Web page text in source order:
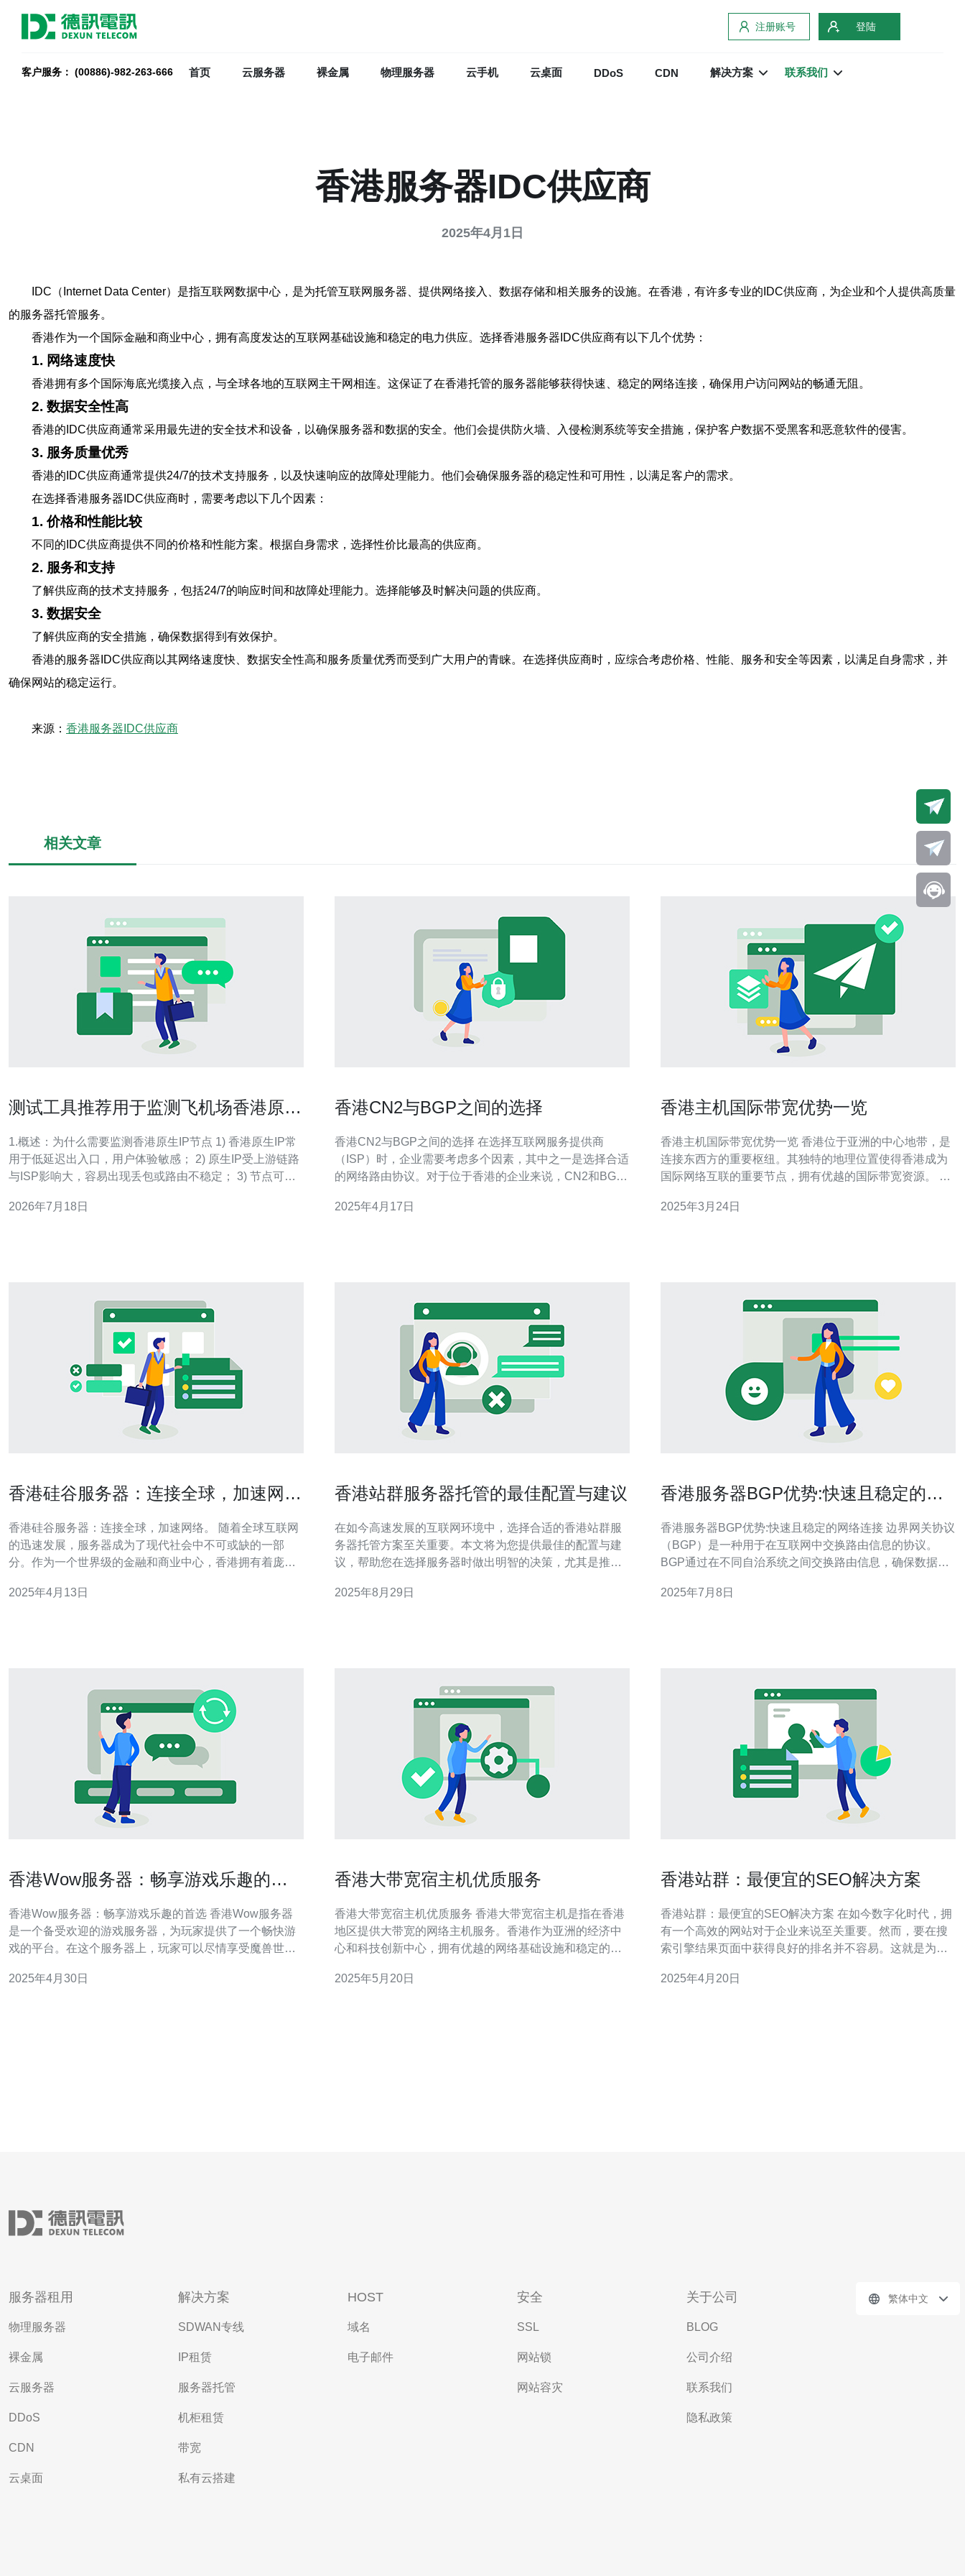
注册账号 登陆
客户服务： (00886)-982-263-666 首页 云服务器 裸金属 物理服务器 云手机 云桌面 DDoS CDN 解决方案 联系我们
香港服务器IDC供应商
2025年4月1日
IDC（Internet Data Center）是指互联网数据中心，是为托管互联网服务器、提供网络接入、数据存储和相关服务的设施。在香港，有许多专业的IDC供应商，为企业和个人提供高质量
的服务器托管服务。
香港作为一个国际金融和商业中心，拥有高度发达的互联网基础设施和稳定的电力供应。选择香港服务器IDC供应商有以下几个优势：
1. 网络速度快
香港拥有多个国际海底光缆接入点，与全球各地的互联网主干网相连。这保证了在香港托管的服务器能够获得快速、稳定的网络连接，确保用户访问网站的畅通无阻。
2. 数据安全性高
香港的IDC供应商通常采用最先进的安全技术和设备，以确保服务器和数据的安全。他们会提供防火墙、入侵检测系统等安全措施，保护客户数据不受黑客和恶意软件的侵害。
3. 服务质量优秀
香港的IDC供应商通常提供24/7的技术支持服务，以及快速响应的故障处理能力。他们会确保服务器的稳定性和可用性，以满足客户的需求。
在选择香港服务器IDC供应商时，需要考虑以下几个因素：
1. 价格和性能比较
不同的IDC供应商提供不同的价格和性能方案。根据自身需求，选择性价比最高的供应商。
2. 服务和支持
了解供应商的技术支持服务，包括24/7的响应时间和故障处理能力。选择能够及时解决问题的供应商。
3. 数据安全
了解供应商的安全措施，确保数据得到有效保护。
香港的服务器IDC供应商以其网络速度快、数据安全性高和服务质量优秀而受到广大用户的青睐。在选择供应商时，应综合考虑价格、性能、服务和安全等因素，以满足自身需求，并
确保网站的稳定运行。
来源： 香港服务器IDC供应商
相关文章
测试工具推荐用于监测飞机场香港原生
1.概述：为什么需要监测香港原生IP节点 1) 香港原生IP常
用于低延迟出入口，用户体验敏感； 2) 原生IP受上游链路
与ISP影响大，容易出现丢包或路由不稳定； 3) 节点可能
宽计费需要精确统计可用性与带宽使用； 5) 自动化监测可
2026年7月18日
香港CN2与BGP之间的选择
香港CN2与BGP之间的选择 在选择互联网服务提供商
（ISP）时，企业需要考虑多个因素，其中之一是选择合适
的网络路由协议。对于位于香港的企业来说，CN2和BGP
别和选择。 CN2是中国电信提供的高级网络服务，它采用
2025年4月17日
香港主机国际带宽优势一览
香港主机国际带宽优势一览 香港位于亚洲的中心地带，是
连接东西方的重要枢纽。其独特的地理位置使得香港成为
国际网络互联的重要节点，拥有优越的国际带宽资源。 香
络和先进的数据中心。这些设施的卓越性能保证了高速、
2025年3月24日
香港硅谷服务器：连接全球，加速网
香港硅谷服务器：连接全球，加速网络。 随着全球互联网
的迅速发展，服务器成为了现代社会中不可或缺的一部
分。作为一个世界级的金融和商业中心，香港拥有着庞大
生。本文将介绍香港硅谷服务器的特点和优势。 1. 位置优
2025年4月13日
香港站群服务器托管的最佳配置与建议
在如今高速发展的互联网环境中，选择合适的香港站群服
务器托管方案至关重要。本文将为您提供最佳的配置与建
议，帮助您在选择服务器时做出明智的决策，尤其是推荐
站群服务器的优势 选择香港站群服务器的最大优势在于其
2025年8月29日
香港服务器BGP优势:快速且稳定的网
香港服务器BGP优势:快速且稳定的网络连接 边界网关协议
（BGP）是一种用于在互联网中交换路由信息的协议。
BGP通过在不同自治系统之间交换路由信息，确保数据包
络枢纽，拥有众多国际海底光缆的接入点，使得香港服务
2025年7月8日
香港Wow服务器：畅享游戏乐趣的首
香港Wow服务器：畅享游戏乐趣的首选 香港Wow服务器
是一个备受欢迎的游戏服务器，为玩家提供了一个畅快游
戏的平台。在这个服务器上，玩家可以尽情享受魔兽世界
探讨为什么它是玩家们畅游游戏世界的首选。 香港Wow服
2025年4月30日
香港大带宽宿主机优质服务
香港大带宽宿主机优质服务 香港大带宽宿主机是指在香港
地区提供大带宽的网络主机服务。香港作为亚洲的经济中
心和科技创新中心，拥有优越的网络基础设施和稳定的网
宿主机具有以下几点优势： 高速稳定：香港地区的网络基
2025年5月20日
香港站群：最便宜的SEO解决方案
香港站群：最便宜的SEO解决方案 在如今数字化时代，拥
有一个高效的网站对于企业来说至关重要。然而，要在搜
索引擎结果页面中获得良好的排名并不容易。这就是为什
因。在香港，有一个称为香港站群的解决方案，它被认为
2025年4月20日
服务器租用
物理服务器
裸金属
云服务器
DDoS
CDN
云桌面
解决方案
SDWAN专线
IP租赁
服务器托管
机柜租赁
带宽
私有云搭建
HOST
域名
电子邮件
安全
SSL
网站锁
网站容灾
关于公司
BLOG
公司介绍
联系我们
隐私政策
繁体中文